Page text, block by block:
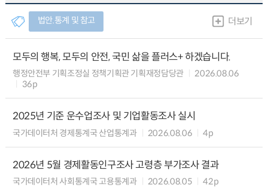
법안.통계 및 참고 더보기
모두의 행복, 모두의 안전, 국민 삶을 플러스+ 하겠습니다.
행정안전부 기획조정실 정책기획관 기획재정담당관
2026.08.06
36p
2025년 기준 운수업조사 및 기업활동조사 실시
국가데이터처 경제통계국 산업통계과 2026.08.06 4p
2026년 5월 경제활동인구조사 고령층 부가조사 결과
국가데이터처 사회통계국 고용통계과 2026.08.05 42p